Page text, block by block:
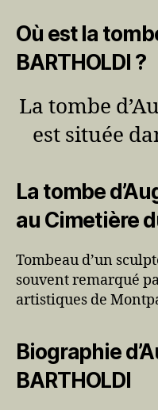
Où est la
BARTHOLDI ?
La tombe
est située
La tombe
au Cimetière
Tombeau d’un
souvent remarqué
artistiques de
Biographie
BARTHOLDI